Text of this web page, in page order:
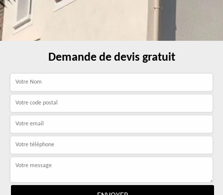
Demande de devis gratuit